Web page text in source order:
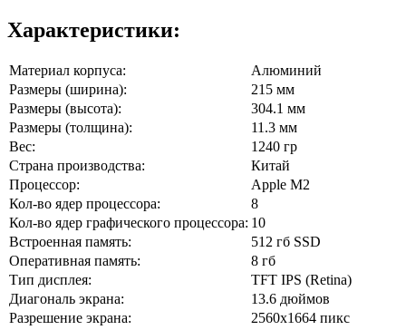
Характеристики:
Материал корпуса:
Алюминий
Размеры (ширина):
215 мм
Размеры (высота):
304.1 мм
Размеры (толщина):
11.3 мм
Вес:
1240 гр
Страна производства:
Китай
Процессор:
Apple M2
Кол-во ядер процессора:
8
Кол-во ядер графического процессора: 10
Встроенная память:
512 гб SSD
Оперативная память:
8 гб
Тип дисплея:
TFT IPS (Retina)
Диагональ экрана:
13.6 дюймов
Разрешение экрана:
2560x1664 пикс